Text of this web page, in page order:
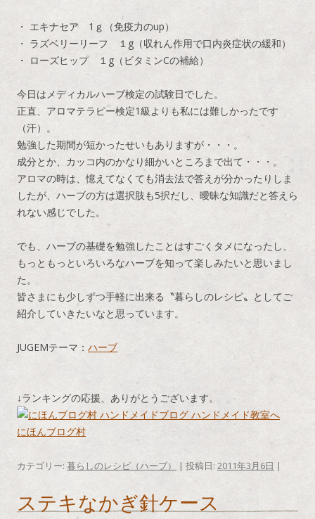
・ エキナセア 1ｇ（免疫力のup）
・ ラズベリーリーフ １g（収れん作用で口内炎症状の緩和）
・ ローズヒップ １g（ビタミンCの補給）
今日はメディカルハーブ検定の試験日でした。
正直、アロマテラピー検定1級よりも私には難しかったです
（汗）。
勉強した期間が短かったせいもありますが・・・。
成分とか、カッコ内のかなり細かいところまで出て・・・。
アロマの時は、憶えてなくても消去法で答えが分かったりしま
したが、ハーブの方は選択肢も5択だし、曖昧な知識だと答えら
れない感じでした。
でも、ハーブの基礎を勉強したことはすごくタメになったし、
もっともっといろいろなハーブを知って楽しみたいと思いまし
た。
皆さまにも少しずつ手軽に出来る〝暮らしのレシピ〟としてご
紹介していきたいなと思っています。
JUGEMテーマ： ハーブ
↓ランキングの応援、ありがとうございます。
にほんブログ村
カテゴリー: 暮らしのレシピ（ハーブ） | 投稿日: 2011年3月6日 |
ステキなかぎ針ケース